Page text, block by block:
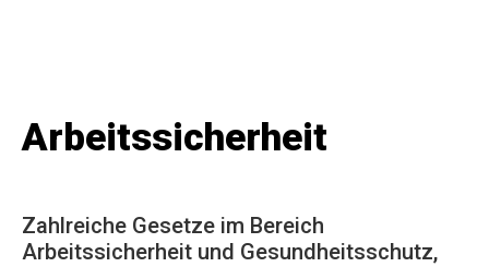
Arbeitssicherheit
Zahlreiche Gesetze im Bereich
Arbeitssicherheit und Gesundheitsschutz,